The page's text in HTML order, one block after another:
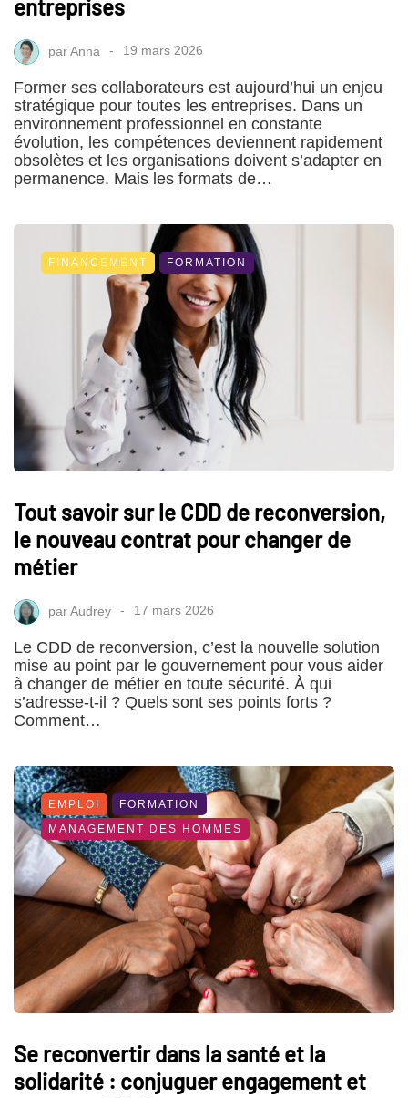
entreprises
parAnna 19 mars 2026
Former ses collaborateurs est aujourd’hui un enjeu
stratégique pour toutes les entreprises. Dans un
environnement professionnel en constante
évolution, les compétences deviennent rapidement
obsolètes et les organisations doivent s’adapter en
permanence. Mais les formats de…
FINANCEMENT FORMATION
Tout savoir sur le CDD de reconversion,
le nouveau contrat pour changer de
métier
parAudrey 17 mars 2026
Le CDD de reconversion, c’est la nouvelle solution
mise au point par le gouvernement pour vous aider
à changer de métier en toute sécurité. À qui
s’adresse-t-il ? Quels sont ses points forts ?
Comment…
EMPLOI
FORMATION
MANAGEMENT DES HOMMES
Se reconvertir dans la santé et la
solidarité : conjuguer engagement et